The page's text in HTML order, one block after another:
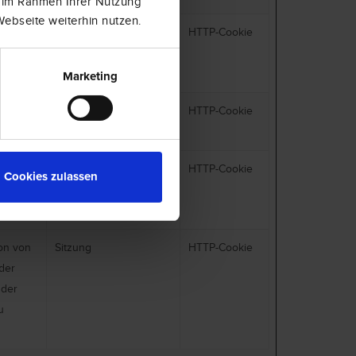
weiterhin nutzen.
Marketing
Cookies zulassen
HTTP-Cookie
1 Tag HTTP-Cookie
HTTP-Cookie
von
Sitzung HTTP-Cookie